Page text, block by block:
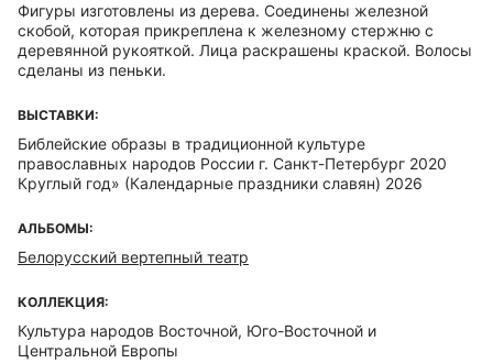
Фигуры изготовлены из дерева. Соединены железной
скобой, которая прикреплена к железному стержню с
деревянной рукояткой. Лица раскрашены краской. Волосы
сделаны из пеньки.
ВЫСТАВКИ:
Библейские образы в традиционной культуре
православных народов России г. Санкт-Петербург 2020
Круглый год» (Календарные праздники славян) 2026
АЛЬБОМЫ:
Белорусский вертепный театр
КОЛЛЕКЦИЯ:
Культура народов Восточной, Юго-Восточной и
Центральной Европы